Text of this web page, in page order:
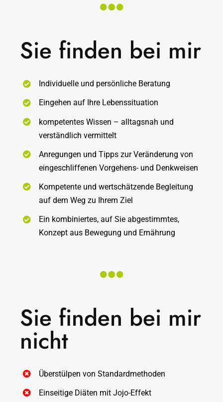
Sie finden bei mir
Individuelle und persönliche Beratung
Eingehen auf Ihre Lebenssituation
kompetentes Wissen – alltagsnah und
verständlich vermittelt
Anregungen und Tipps zur Veränderung von
eingeschliffenen Vorgehens- und Denkweisen
Kompetente und wertschätzende Begleitung
auf dem Weg zu Ihrem Ziel
Ein kombiniertes, auf Sie abgestimmtes,
Konzept aus Bewegung und Ernährung
Sie finden bei mir
nicht
Überstülpen von Standardmethoden
Einseitige Diäten mit Jojo-Effekt